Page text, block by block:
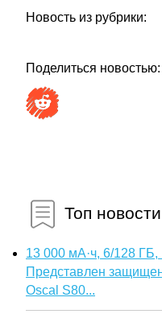
Новость из рубрики:
Поделиться новостью:
Топ
13 000 мА·ч, 6/128
Представлен
Oscal S80...